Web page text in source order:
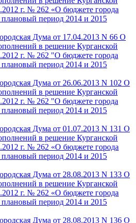
г. № 262 «О бюджете города
период 2014 и 2015
Дума от 17.04.2013 N 66 О
в решение Курганской
г. № 262 "О бюджете города
период 2014 и 2015
Дума от 26.06.2013 N 102 О
в решение Курганской
г. № 262 "О бюджете города
период 2014 и 2015
Дума от 01.07.2013 N 131 О
в решение Курганской
г. № 262 «О бюджете города
период 2014 и 2015
Дума от 28.08.2013 N 133 О
в решение Курганской
г. № 262 «О бюджете города
период 2014 и 2015
Дума от 28.08.2013 N 136 О